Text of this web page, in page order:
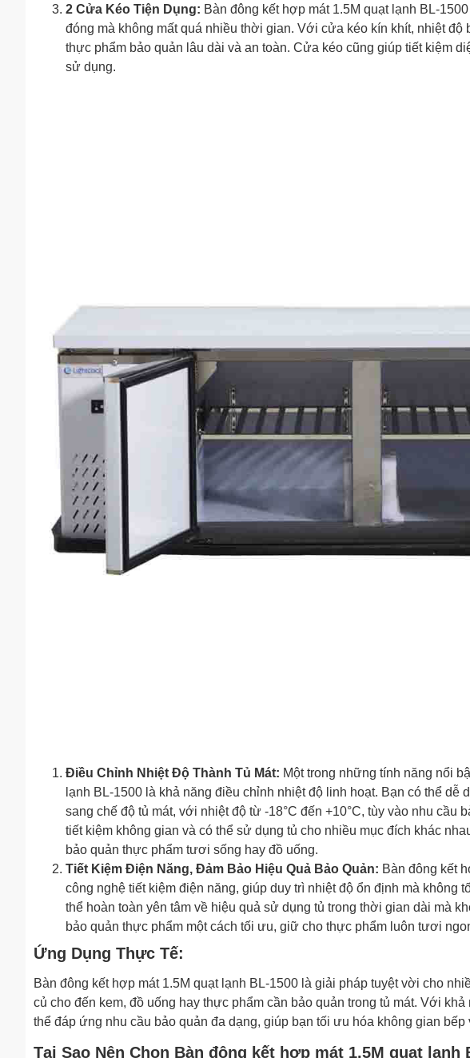
2 Cửa Kéo Tiện Dụng: Bàn đông kết hợp mát 1.5M quạt lạnh BL-
đóng mà không mất quá nhiều thời gian. Với cửa kéo kín khít, nhiệt độ
thực phẩm bảo quản lâu dài và an toàn. Cửa kéo cũng giúp tiết kiệm
sử dụng.
Điều Chỉnh Nhiệt Độ Thành Tủ Mát: Một trong những tính năng nổi
lạnh BL-1500 là khả năng điều chỉnh nhiệt độ linh hoạt. Bạn có thể dễ
sang chế độ tủ mát, với nhiệt độ từ -18°C đến +10°C, tùy vào nhu cầu
tiết kiệm không gian và có thể sử dụng tủ cho nhiều mục đích khác
bảo quản thực phẩm tươi sống hay đồ uống.
Tiết Kiệm Điện Năng, Đảm Bảo Hiệu Quả Bảo Quản: Bàn đông kết
công nghệ tiết kiệm điện năng, giúp duy trì nhiệt độ ổn định mà không
thể hoàn toàn yên tâm về hiệu quả sử dụng tủ trong thời gian dài mà
bảo quản thực phẩm một cách tối ưu, giữ cho thực phẩm luôn tươi
Ứng Dụng Thực Tế:
Bàn đông kết hợp mát 1.5M quạt lạnh BL-1500 là giải pháp tuyệt vời cho
củ cho đến kem, đồ uống hay thực phẩm cần bảo quản trong tủ mát. Với
thể đáp ứng nhu cầu bảo quản đa dạng, giúp bạn tối ưu hóa không gian
Tại Sao Nên Chọn Bàn đông kết hợp mát 1.5M quạt lạnh